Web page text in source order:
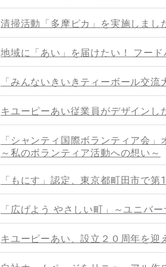
清掃活動「多摩ピカ」を実施しまし
地域に「あい」を届けたい！ フー
「みんないきいきティーボール交流
キユーピーあい従業員がデザインし
「シャンティ国際ボランティア会
～私のボランティア活動への想い～
「もにす」認定、東京都町田市で第1
「広げよう やさしい町」～ユニバ
キユーピーあい、設立２０周年を迎